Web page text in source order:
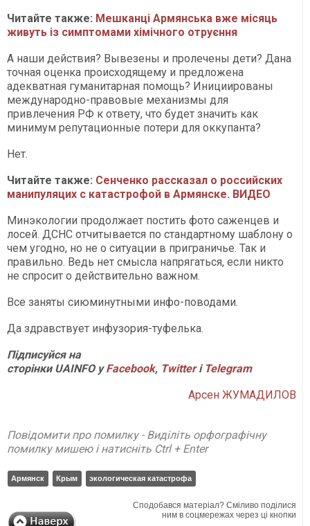
Читайте также: Мешканці Армянська вже місяць
живуть із симптомами хімічного отруєння
А наши действия? Вывезены и пролечены дети? Дана
точная оценка происходящему и предложена
адекватная гуманитарная помощь? Инициированы
международно-правовые механизмы для
привлечения РФ к ответу, что будет значить как
минимум репутационные потери для оккупанта?
Нет.
Читайте также: Сенченко рассказал о российских
манипуляцих с катастрофой в Армянске. ВИДЕО
Минэкологии продолжает постить фото саженцев и
лосей. ДСНС отчитывается по стандартному шаблону о
чем угодно, но не о ситуации в приграничье. Так и
правильно. Ведь нет смысла напрягаться, если никто
не спросит о действительно важном.
Все заняты сиюминутными инфо-поводами.
Да здравствует инфузория-туфелька.
Підписуйся на
сторінки UAINFO уFacebook, Twitter і Telegram
Арсен ЖУМАДИЛОВ
Повідомити про помилку - Виділіть орфографічну
помилку мишею і натисніть Ctrl + Enter
Армянск Крым экологическая катастрофа
Сподобався матеріал? Сміливо поділися
ним в соцмережах через ці кнопки